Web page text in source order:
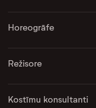
Horeogrāfe
Režisore
Kostīmu konsultanti